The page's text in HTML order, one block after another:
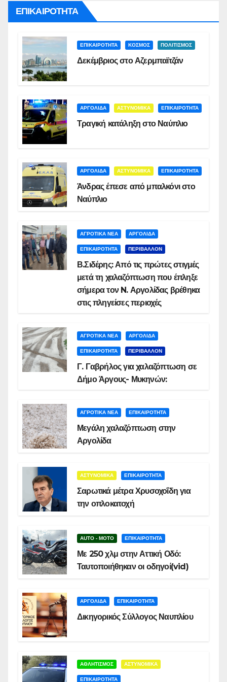
ΕΠΙΚΑΙΡΟΤΗΤΑ
ΕΠΙΚΑΙΡΟΤΗΤΑ ΚΟΣΜΟΣ ΠΟΛΙΤΙΣΜΟΣ
Δεκέμβριος στο Αζερμπαϊτζάν
ΑΡΓΟΛΙΔΑ ΑΣΤΥΝΟΜΙΚΑ ΕΠΙΚΑΙΡΟΤΗΤΑ
Τραγική κατάληξη στο Ναύπλιο
ΑΡΓΟΛΙΔΑ ΑΣΤΥΝΟΜΙΚΑ ΕΠΙΚΑΙΡΟΤΗΤΑ
Άνδρας έπεσε από μπαλκόνι στο
Ναύπλιο
ΑΓΡΟΤΙΚΑ ΝΕΑ ΑΡΓΟΛΙΔΑ
ΕΠΙΚΑΙΡΟΤΗΤΑ ΠΕΡΙΒΑΛΛΟΝ
Β.Σιδέρης: Από τις πρώτες στιγμές
μετά τη χαλαζόπτωση που έπληξε
σήμερα τον N. Αργολίδας βρέθηκα
στις πληγείσες περιοχές
ΑΓΡΟΤΙΚΑ ΝΕΑ ΑΡΓΟΛΙΔΑ
ΕΠΙΚΑΙΡΟΤΗΤΑ ΠΕΡΙΒΑΛΛΟΝ
Γ. Γαβρήλος για χαλαζόπτωση σε
Δήμο Άργους- Μυκηνών:
ΑΓΡΟΤΙΚΑ ΝΕΑ ΕΠΙΚΑΙΡΟΤΗΤΑ
Μεγάλη χαλαζόπτωση στην
Αργολίδα
ΑΣΤΥΝΟΜΙΚΑ ΕΠΙΚΑΙΡΟΤΗΤΑ
Σαρωτικά μέτρα Χρυσοχοΐδη για
την οπλοκατοχή
AUTO - MOTO ΕΠΙΚΑΙΡΟΤΗΤΑ
Με 250 χλμ στην Αττική Οδό:
Ταυτοποιήθηκαν οι οδηγοί(vid)
ΑΡΓΟΛΙΔΑ ΕΠΙΚΑΙΡΟΤΗΤΑ
Δικηγορικός Σύλλογος Ναυπλίου
ΑΘΛΗΤΙΣΜΟΣ ΑΣΤΥΝΟΜΙΚΑ
ΕΠΙΚΑΙΡΟΤΗΤΑ